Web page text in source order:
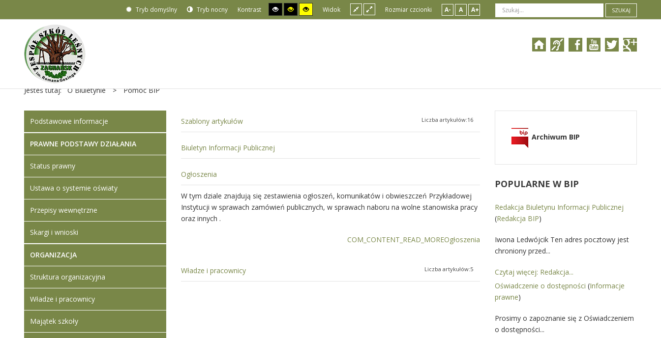
Tryb domyślny Tryb nocny Kontrast Widok Rozmiar czcionki A- A A+ SZUKAJ
Jesteś tutaj: O Biuletynie > Pomoc BIP
Szablony artykułów Liczba artykułów:16
Biuletyn Informacji Publicznej
Ogłoszenia
W tym dziale znajdują się zestawienia ogłoszeń, komunikatów i obwieszczeń Przykładowej
Instytucji w sprawach zamówień publicznych, w sprawach naboru na wolne stanowiska pracy
oraz innych .
COM_CONTENT_READ_MOREOgłoszenia
Władze i pracownicy Liczba artykułów:5
Podstawowe informacje
PRAWNE PODSTAWY DZIAŁANIA
Status prawny
Ustawa o systemie oświaty
Przepisy wewnętrzne
Skargi i wnioski
ORGANIZACJA
Struktura organizacyjna
Władze i pracownicy
Majątek szkoły
Archiwum BIP
POPULARNE W BIP
Redakcja Biuletynu Informacji Publicznej
(Redakcja BIP)
Iwona Ledwójcik Ten adres pocztowy jest
chroniony przed...
Czytaj więcej: Redakcja...
Oświadczenie o dostępności(Informacje
prawne)
Prosimy o zapoznanie się z Oświadczeniem
o dostępności...